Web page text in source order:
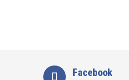
Facebook